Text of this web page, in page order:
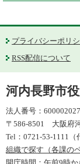
プライバシーポリ
RSS配信について
河内長野市
法人番号：
〒586-8501 大阪府
Tel：0721-53-1111（
組織で探す（各課の